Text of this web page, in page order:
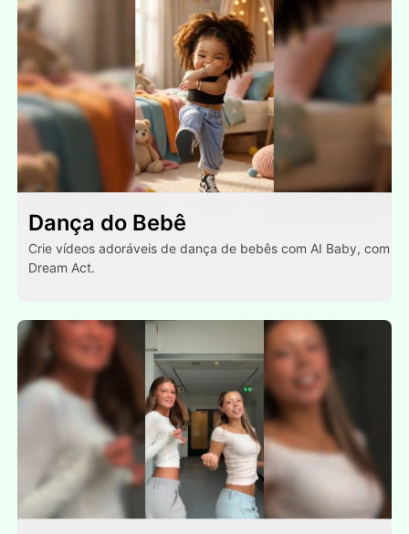
Dança do Bebê
Crie vídeos adoráveis de dança de bebês com AI Baby, com
Dream Act.